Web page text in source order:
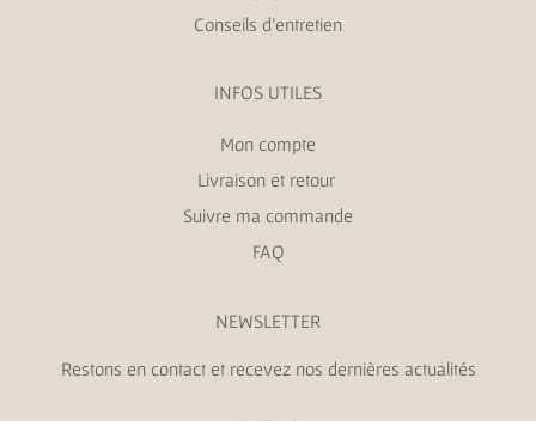
Conseils d’entretien
INFOS UTILES
Mon compte
Livraison et retour
Suivre ma commande
FAQ
NEWSLETTER
Restons en contact et recevez nos dernières actualités